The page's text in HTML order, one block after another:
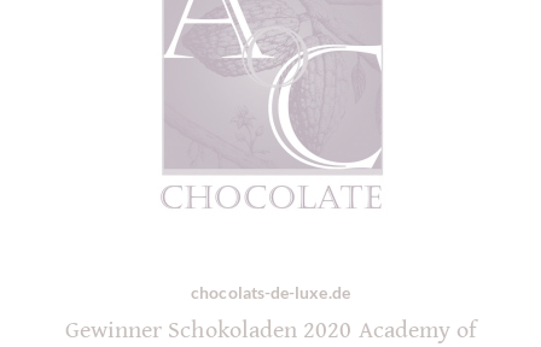
chocolats-de-luxe.de
Gewinner Schokoladen 2020 Academy of